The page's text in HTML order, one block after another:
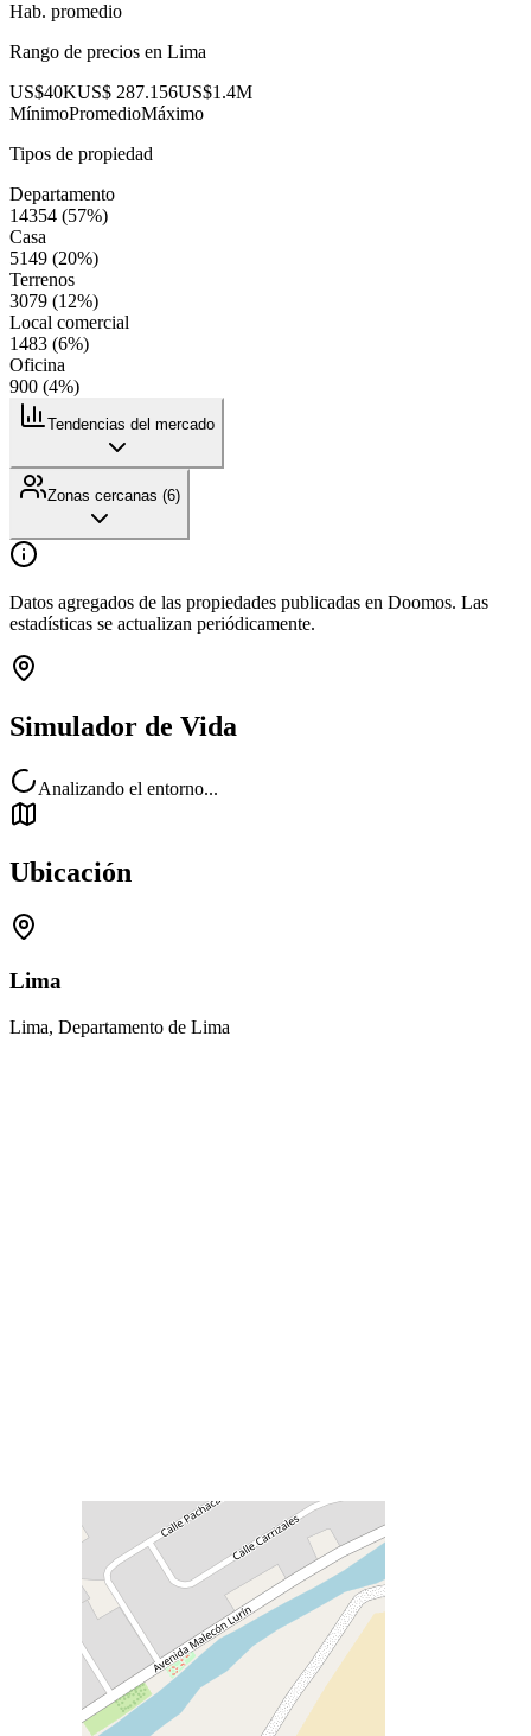
Hab. promedio
Rango de precios en Lima
US$40KUS$ 287.156US$1.4M
MínimoPromedioMáximo
Tipos de propiedad
Departamento
14354 (57%)
Casa
5149 (20%)
Terrenos
3079 (12%)
Local comercial
1483 (6%)
Oficina
900 (4%)
Tendencias del mercado
Zonas cercanas (6)
Datos agregados de las propiedades publicadas en Doomos. Las
estadísticas se actualizan periódicamente.
Simulador de Vida
Analizando el entorno...
Ubicación
Lima
Lima, Departamento de Lima